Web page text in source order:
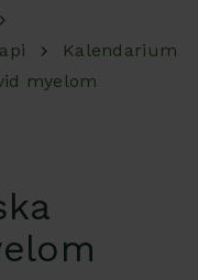
Kalendarium
myelom